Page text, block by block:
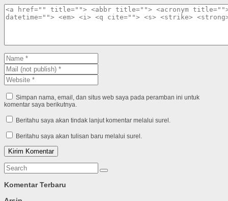
Simpan nama, email, dan situs web saya pada peramban ini untuk
komentar saya berikutnya.
Beritahu saya akan tindak lanjut komentar melalui surel.
Beritahu saya akan tulisan baru melalui surel.
Komentar Terbaru